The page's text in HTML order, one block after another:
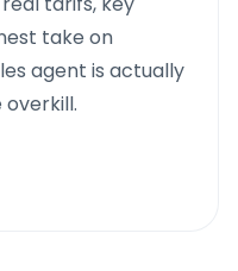
take on
agent is actually